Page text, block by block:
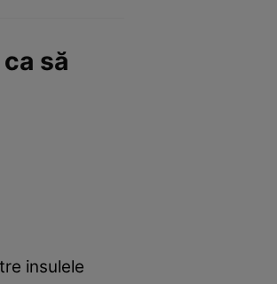
să
insulele